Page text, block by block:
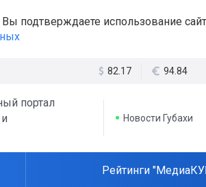
подтверждаете использование
82.17 94.84
портал
Новости Губахи
Рейтинги